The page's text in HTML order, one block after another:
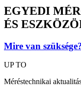
EGYEDI
ÉS
Mire van
UP TO
Méréstechnikai